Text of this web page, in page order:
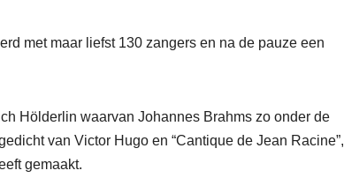
met maar liefst 130 zangers en na de pauze een
Hölderlin waarvan Johannes Brahms zo onder de
van Victor Hugo en “Cantique de Jean Racine”,
gemaakt.